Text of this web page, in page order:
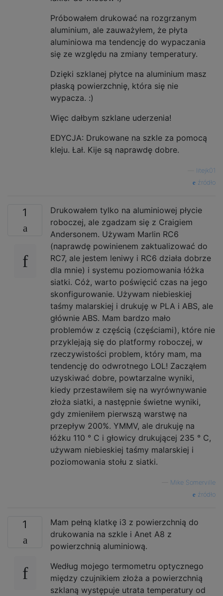
Próbowałem drukować na rozgrzanym
aluminium, ale zauważyłem, że płyta
aluminiowa ma tendencję do wypaczania
się ze względu na zmiany temperatury.
Dzięki szklanej płytce na aluminium masz
płaską powierzchnię, która się nie
wypacza. :)
Więc dałbym szklane uderzenia!
EDYCJA: Drukowane na szkle za pomocą
kleju. Łał. Kije są naprawdę dobre.
litejk01
źródło
1
Drukowałem tylko na aluminiowej płycie
roboczej, ale zgadzam się z Craigiem
Andersonem. Używam Marlin RC6
(naprawdę powinienem zaktualizować do
RC7, ale jestem leniwy i RC6 działa dobrze
dla mnie) i systemu poziomowania łóżka
siatki. Cóż, warto poświęcić czas na jego
skonfigurowanie. Używam niebieskiej
taśmy malarskiej i drukuję w PLA i ABS, ale
głównie ABS. Mam bardzo mało
problemów z częścią (częściami), które nie
przyklejają się do platformy roboczej, w
rzeczywistości problem, który mam, ma
tendencję do odwrotnego LOL! Zacząłem
uzyskiwać dobre, powtarzalne wyniki,
kiedy przestawiłem się na wyrównywanie
złoża siatki, a następnie świetne wyniki,
gdy zmieniłem pierwszą warstwę na
przepływ 200%. YMMV, ale drukuję na
łóżku 110 ° C i głowicy drukującej 235 ° C,
używam niebieskiej taśmy malarskiej i
poziomowania stołu z siatki.
Mike Somerville
źródło
1
Mam pełną klatkę i3 z powierzchnią do
drukowania na szkle i Anet A8 z
powierzchnią aluminiową.
Według mojego termometru optycznego
między czujnikiem złoża a powierzchnią
szklaną występuje utrata temperatury od